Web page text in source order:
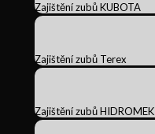
Zajištění zubů KUBOTA
Zajištění zubů Terex
Zajištění zubů HIDROMEK